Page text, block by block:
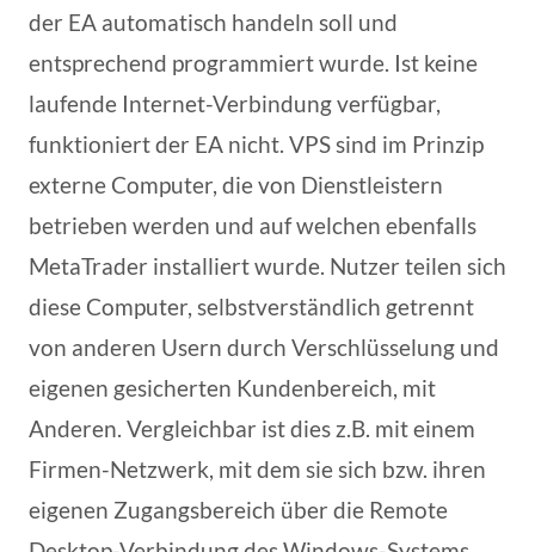
der EA automatisch handeln soll und
entsprechend programmiert wurde. Ist keine
laufende Internet-Verbindung verfügbar,
funktioniert der EA nicht. VPS sind im Prinzip
externe Computer, die von Dienstleistern
betrieben werden und auf welchen ebenfalls
MetaTrader installiert wurde. Nutzer teilen sich
diese Computer, selbstverständlich getrennt
von anderen Usern durch Verschlüsselung und
eigenen gesicherten Kundenbereich, mit
Anderen. Vergleichbar ist dies z.B. mit einem
Firmen-Netzwerk, mit dem sie sich bzw. ihren
eigenen Zugangsbereich über die Remote